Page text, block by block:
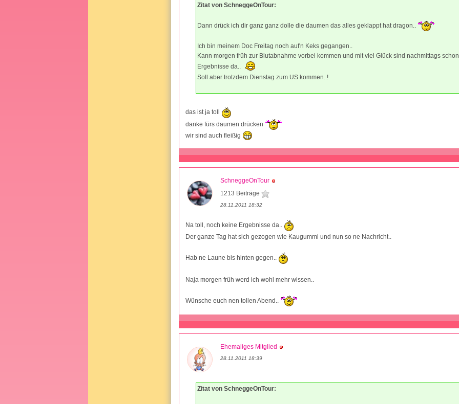
Zitat von SchneggeOnTour:
Dann drück ich dir ganz ganz dolle die daumen das alles geklappt hat dragon..
Ich bin meinem Doc Freitag noch auf'n Keks gegangen..
Kann morgen früh zur Blutabnahme vorbei kommen und mit viel Glück sind nachmittags
Ergebnisse da..
Soll aber trotzdem Dienstag zum US kommen..!
das ist ja toll
danke fürs daumen drücken
wir sind auch fleißig
SchneggeOnTour
1213 Beiträge
28.11.2011 18:32
Na toll, noch keine Ergebnisse da..
Der ganze Tag hat sich gezogen wie Kaugummi und nun so ne Nachricht..
Hab ne Laune bis hinten gegen..
Naja morgen früh werd ich wohl mehr wissen..
Wünsche euch nen tollen Abend..
Ehemaliges Mitglied
28.11.2011 18:39
Zitat von SchneggeOnTour: